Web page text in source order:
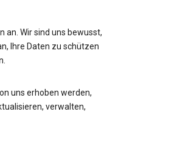
an. Wir sind uns bewusst,
Ihre Daten zu schützen
uns erhoben werden,
verwalten,